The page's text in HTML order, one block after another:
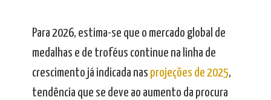
Para 2026, estima-se que o mercado global de
medalhas e de troféus continue na linha de
crescimento já indicada nas projeções de 2025,
tendência que se deve ao aumento da procura